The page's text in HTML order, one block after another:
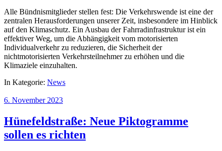
Alle Bündnismitglieder stellen fest: Die Verkehrswende ist eine der
zentralen Herausforderungen unserer Zeit, insbesondere im Hinblick
auf den Klimaschutz. Ein Ausbau der Fahrradinfrastruktur ist ein
effektiver Weg, um die Abhängigkeit vom motorisierten
Individualverkehr zu reduzieren, die Sicherheit der
nichtmotorisierten Verkehrsteilnehmer zu erhöhen und die
Klimaziele einzuhalten.
In Kategorie: News
6. November 2023
Hünefeldstraße: Neue Piktogramme
sollen es richten